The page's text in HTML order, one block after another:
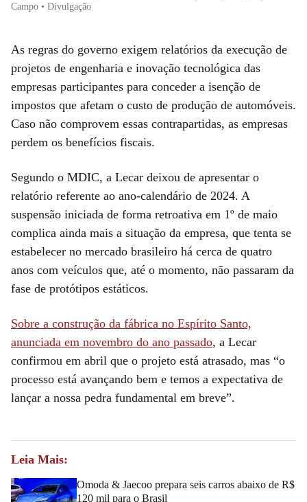
Campo • Divulgação
As regras do governo exigem relatórios da execução de
projetos de engenharia e inovação tecnológica das
empresas participantes para conceder a isenção de
impostos que afetam o custo de produção de automóveis.
Caso não comprovem essas contrapartidas, as empresas
perdem os benefícios fiscais.
Segundo o MDIC, a Lecar deixou de apresentar o
relatório referente ao ano-calendário de 2024. A
suspensão iniciada de forma retroativa em 1º de maio
complica ainda mais a situação da empresa, que tenta se
estabelecer no mercado brasileiro há cerca de quatro
anos com veículos que, até o momento, não passaram da
fase de protótipos estáticos.
Sobre a construção da fábrica no Espírito Santo,
anunciada em novembro do ano passado, a Lecar
confirmou em abril que o projeto está atrasado, mas “o
processo está avançando bem e temos a expectativa de
lançar a nossa pedra fundamental em breve”.
Leia Mais:
Omoda & Jaecoo prepara seis carros abaixo de R$
120 mil para o Brasil